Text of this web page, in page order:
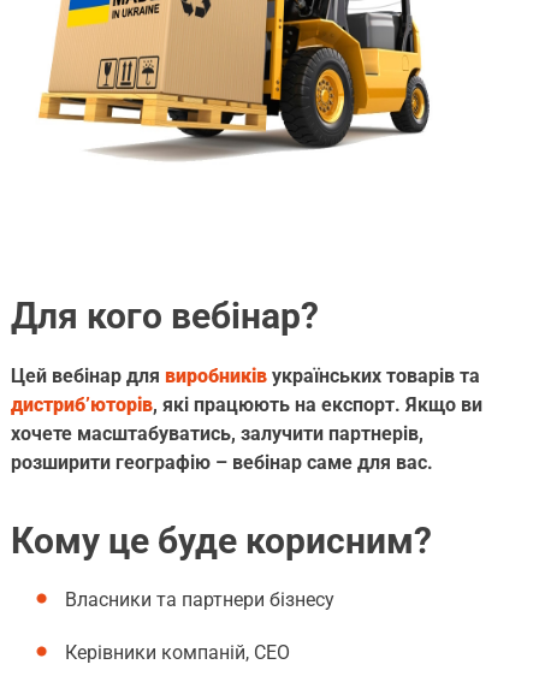
Для кого вебінар?
Цей вебінар для виробниківукраїнських товарів та
дистриб’юторів, які працюють на експорт. Якщо ви
хочете масштабуватись, залучити партнерів,
розширити географію – вебінар саме для вас.
Кому це буде корисним?
Власники та партнери бізнесу
Керівники компаній, CEO